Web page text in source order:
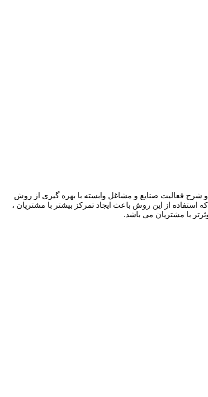
شرح فعالیت صنایع و مشاغل وابسته با بهره گیری از روش
استفاده از این روش باعث ایجاد تمرکز بیشتر با مشتریان ،
با مشتریان می باشد.